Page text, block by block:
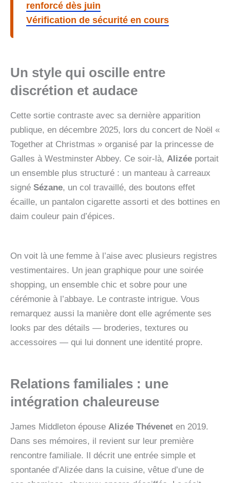
renforcé dès juin
Vérification de sécurité en cours
Un style qui oscille entre
discrétion et audace
Cette sortie contraste avec sa dernière apparition
publique, en décembre 2025, lors du concert de Noël «
Together at Christmas » organisé par la princesse de
Galles à Westminster Abbey. Ce soir-là, Alizée portait
un ensemble plus structuré : un manteau à carreaux
signé Sézane, un col travaillé, des boutons effet
écaille, un pantalon cigarette assorti et des bottines en
daim couleur pain d’épices.
On voit là une femme à l’aise avec plusieurs registres
vestimentaires. Un jean graphique pour une soirée
shopping, un ensemble chic et sobre pour une
cérémonie à l’abbaye. Le contraste intrigue. Vous
remarquez aussi la manière dont elle agrémente ses
looks par des détails — broderies, textures ou
accessoires — qui lui donnent une identité propre.
Relations familiales : une
intégration chaleureuse
James Middleton épouse Alizée Thévenet en 2019.
Dans ses mémoires, il revient sur leur première
rencontre familiale. Il décrit une entrée simple et
spontanée d’Alizée dans la cuisine, vêtue d’une de